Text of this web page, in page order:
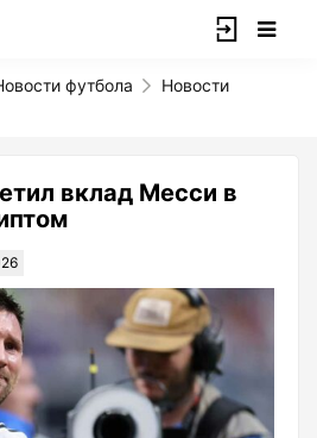
футбола
Новости
вклад Месси в